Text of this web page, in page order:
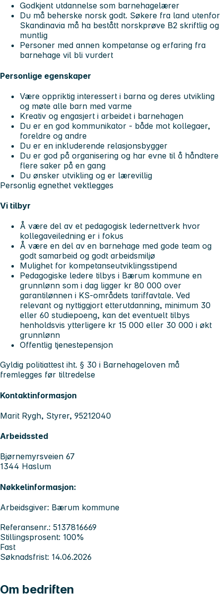
Godkjent utdannelse som barnehagelærer
Du må beherske norsk godt. Søkere fra land utenfor
Skandinavia må ha bestått norskprøve B2 skriftlig og
muntlig
Personer med annen kompetanse og erfaring fra
barnehage vil bli vurdert
Personlige egenskaper
Være oppriktig interessert i barna og deres utvikling
og møte alle barn med varme
Kreativ og engasjert i arbeidet i barnehagen
Du er en god kommunikator - både mot kollegaer,
foreldre og andre
Du er en inkluderende relasjonsbygger
Du er god på organisering og har evne til å håndtere
flere saker på en gang
Du ønsker utvikling og er lærevillig
Personlig egnethet vektlegges
Vi tilbyr
Å være del av et pedagogisk ledernettverk hvor
kollegaveiledning er i fokus
Å være en del av en barnehage med gode team og
godt samarbeid og godt arbeidsmiljø
Mulighet for kompetanseutviklingsstipend
Pedagogiske ledere tilbys i Bærum kommune en
grunnlønn som i dag ligger kr 80 000 over
garantilønnen i KS-områdets tariffavtale. Ved
relevant og nyttiggjort etterutdanning, minimum 30
eller 60 studiepoeng, kan det eventuelt tilbys
henholdsvis ytterligere kr 15 000 eller 30 000 i økt
grunnlønn
Offentlig tjenestepensjon
Gyldig politiattest iht. § 30 i Barnehageloven må
fremlegges før tiltredelse
Kontaktinformasjon
Marit Rygh, Styrer, 95212040
Arbeidssted
Bjørnemyrsveien 67
1344 Haslum
Nøkkelinformasjon:
Arbeidsgiver: Bærum kommune
Referansenr.: 5137816669
Stillingsprosent: 100%
Fast
Søknadsfrist: 14.06.2026
Om bedriften